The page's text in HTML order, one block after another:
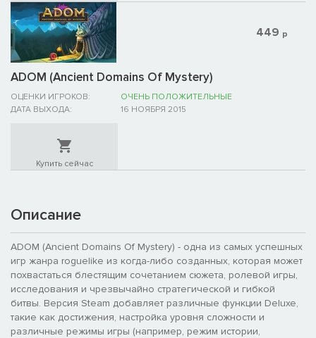
ADOM (Ancient Domains Of Mystery)
ОЦЕНКИ ИГРОКОВ:
ОЧЕНЬ ПОЛОЖИТЕЛЬНЫЕ
ДАТА ВЫХОДА:
16 НОЯБРЯ 2015
449 р
Купить сейчас
Описание
ADOM (Ancient Domains Of Mystery) - одна из самых успешных
игр жанра roguelike из когда-либо созданных, которая может
похвастаться блестящим сочетанием сюжета, ролевой игры,
исследования и чрезвычайно стратегической и гибкой
битвы. Версия Steam добавляет различные функции Deluxe,
такие как достижения, настройка уровня сложности и
различные режимы игры (например, режим истории,